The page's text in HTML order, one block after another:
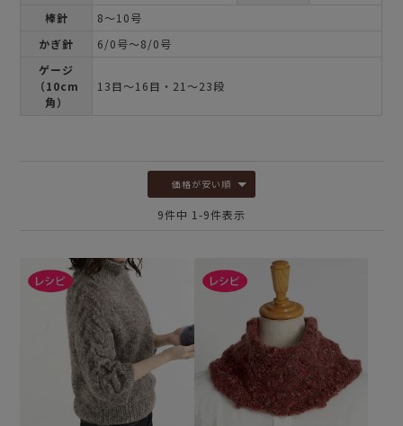
棒針
8～10号
かぎ針
6/0号～8/0号
ゲージ
（10cm
角）
13目～16目・21～23段
価格が安い順
9件中 1 -9件表示